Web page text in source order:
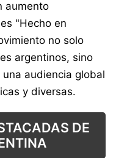
aumento
"Hecho en
no solo
argentinos, sino
audiencia global
y diversas.
DE